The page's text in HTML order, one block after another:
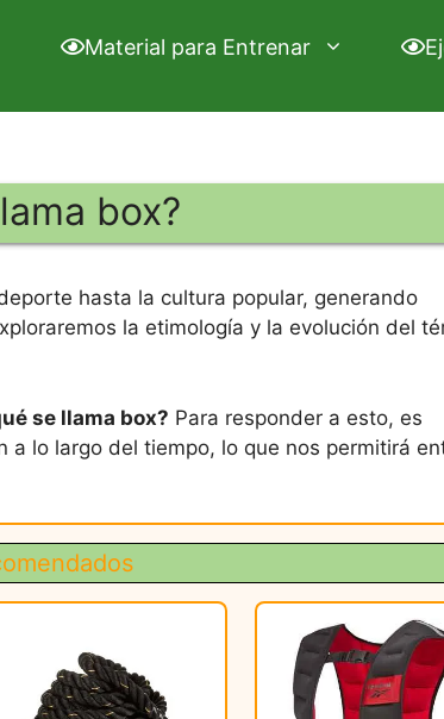
Material para Entrenar
box?
hasta la cultura popular, generando
la etimología y la evolución del
se llama box? Para responder a esto, es
lo largo del tiempo, lo que nos permitirá